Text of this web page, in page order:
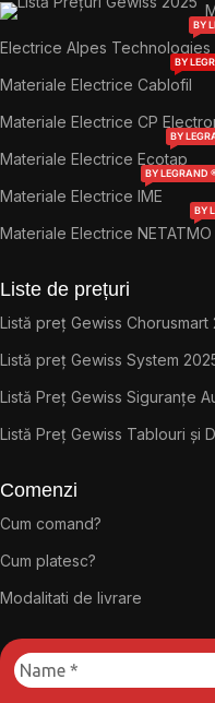
Electrice Alpes Technologies
BY
Materiale Electrice Cablofil
BY
Materiale Electrice CP
Materiale Electrice Ecotap
BY
Materiale Electrice IME
BY LEGRAND
Materiale Electrice NETATMO
BY
Liste de prețuri
Listă preț Gewiss Chorusmart
Listă preț Gewiss System
Listă Preț Gewiss Siguranțe
Listă Preț Gewiss Tablouri și
Comenzi
Cum comand?
Cum platesc?
Modalitati de livrare